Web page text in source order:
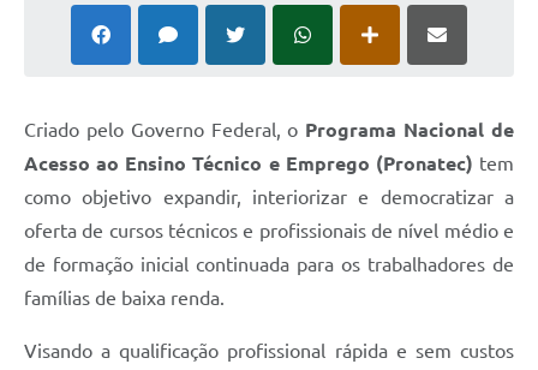
Notícias
Contato
Notificações de Penalidades – Decisões
Notificações Ambientais
Criado pelo Governo Federal, o Programa Nacional de
Acesso ao Ensino Técnico e Emprego (Pronatec) tem
como objetivo expandir, interiorizar e democratizar a
oferta de cursos técnicos e profissionais de nível médio e
de formação inicial continuada para os trabalhadores de
famílias de baixa renda.
Visando a qualificação profissional rápida e sem custos